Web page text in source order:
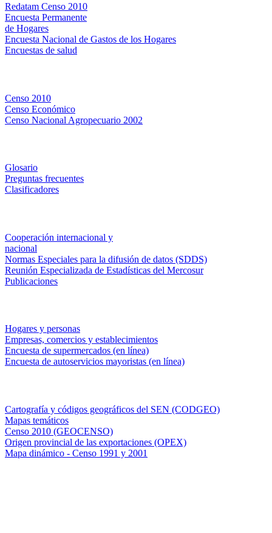
Redatam Censo 2010
Encuesta Permanente
de Hogares
Encuesta Nacional de Gastos de los Hogares
Encuestas de salud
Censo 2010
Censo Económico
Censo Nacional Agropecuario 2002
Glosario
Preguntas frecuentes
Clasificadores
Cooperación internacional y
nacional
Normas Especiales para la difusión de datos (SDDS)
Reunión Especializada de Estadísticas del Mercosur
Publicaciones
Hogares y personas
Empresas, comercios y establecimientos
Encuesta de supermercados (en línea)
Encuesta de autoservicios mayoristas (en línea)
Cartografía y códigos geográficos del SEN (CODGEO)
Mapas temáticos
Censo 2010 (GEOCENSO)
Origen provincial de las exportaciones (OPEX)
Mapa dinámico - Censo 1991 y 2001